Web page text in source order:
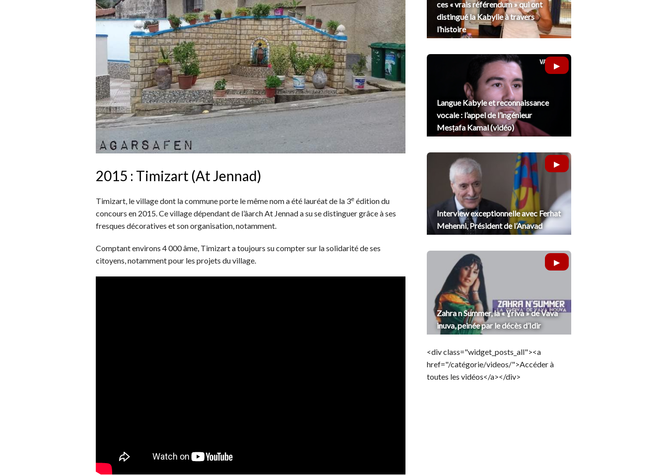
2015 : Timizart (At Jennad)
Timizart, le village dont la commune porte le même nom a été lauréat de la 3e édition du
concours en 2015. Ce village dépendant de l’âarch At Jennad a su se distinguer grâce à ses
fresques décoratives et son organisation, notamment.
Comptant environs 4 000 âme, Timizart a toujours su compter sur la solidarité de ses
citoyens, notamment pour les projets du village.
ces « vrais référendum » qui ont
distingué la Kabylie à travers
l’histoire
Langue Kabyle et reconnaissance
vocale : l’appel de l’ingénieur
Mesṭafa Kamal (vidéo)
Interview exceptionnelle avec Ferhat
Mehenni, Président de l’Anavad
Zahra n Summer, la « Ɣriva » de Vava
inuva, peinée par le décès d’Idir
<div class="widget_posts_all"><a
href="/catégorie/videos/">Accéder à
toutes les vidéos</a></div>